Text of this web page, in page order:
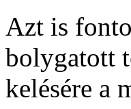
Azt is
bolygatott
kelésére a